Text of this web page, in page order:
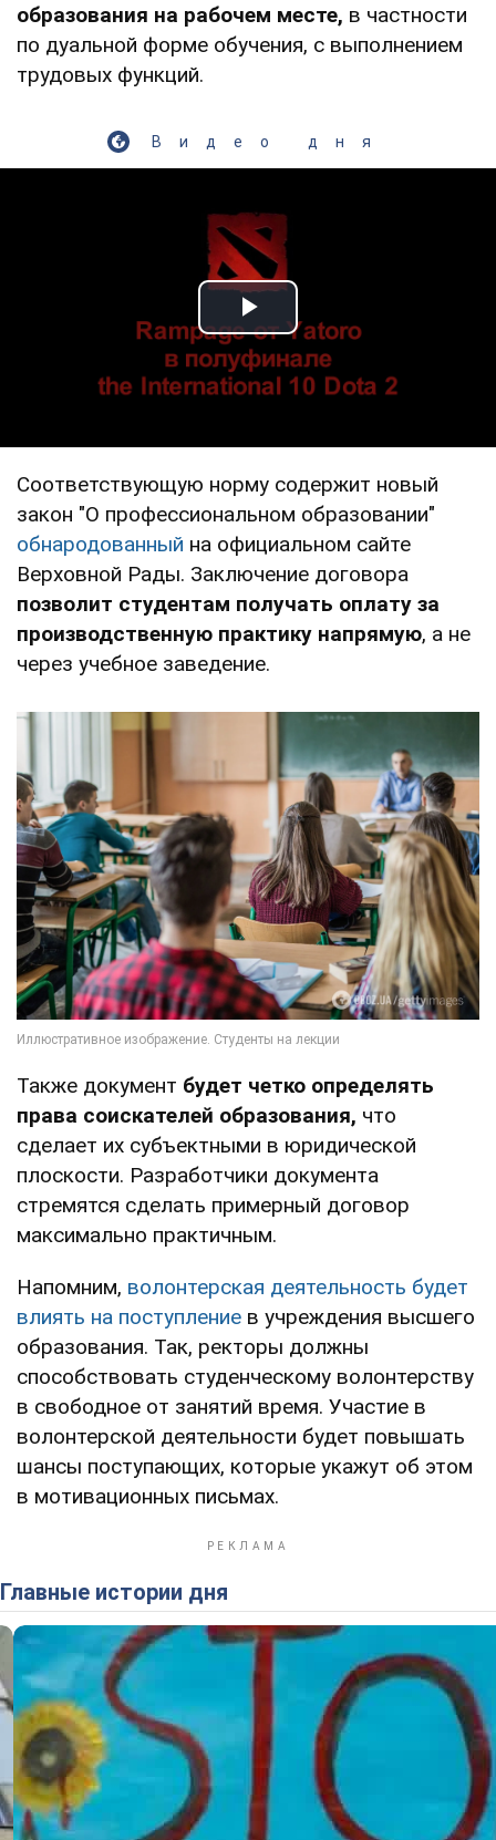
образования на рабочем месте, в частности
по дуальной форме обучения, с выполнением
трудовых функций.
Видео дня
Play Video
Соответствующую норму содержит новый
закон "О профессиональном образовании"
обнародованный на официальном сайте
Верховной Рады. Заключение договора
позволит студентам получать оплату за
производственную практику напрямую, а не
через учебное заведение.
Также документ будет четко определять
права соискателей образования, что
сделает их субъектными в юридической
плоскости. Разработчики документа
стремятся сделать примерный договор
максимально практичным.
Напомним, волонтерская деятельность будет
влиять на поступление в учреждения высшего
образования. Так, ректоры должны
способствовать студенческому волонтерству
в свободное от занятий время. Участие в
волонтерской деятельности будет повышать
шансы поступающих, которые укажут об этом
в мотивационных письмах.
Главные истории дня